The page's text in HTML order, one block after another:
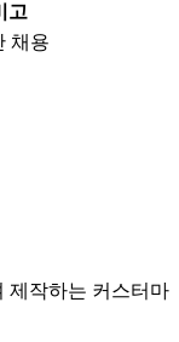
고
채용
제작하는 커스터마